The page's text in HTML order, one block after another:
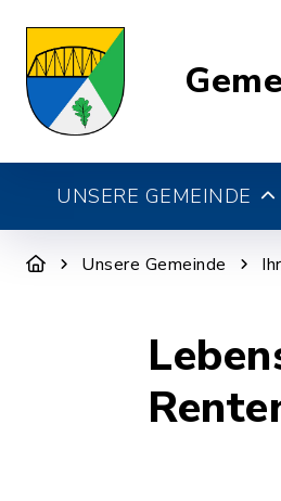
UNSERE GEMEINDE
Unsere Gemeinde